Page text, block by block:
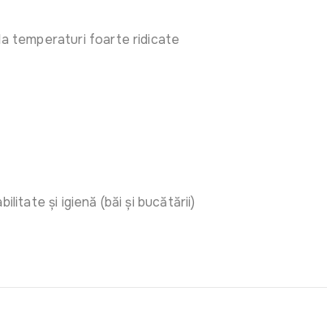
temperaturi foarte ridicate
și igienă (băi și bucătării)